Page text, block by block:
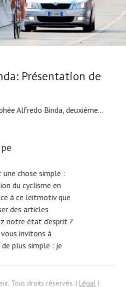
Présentation de
Alfredo Binda, deuxième...
chose simple :
du cyclisme en
à ce leitmotiv que
des articles
notre état d'esprit ?
invitons à
plus simple : je
Tous droits réservés. | Légal |